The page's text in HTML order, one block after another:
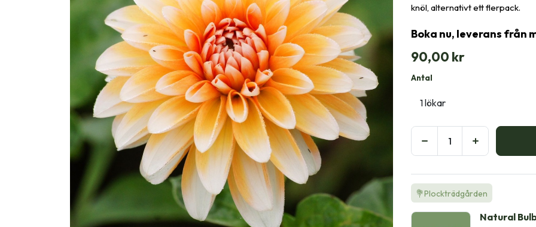
knöl, alternativt ett flerpack.
Boka nu, leverans från
90,00 kr
Antal
💐Plockträdgården
Natural